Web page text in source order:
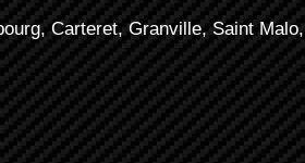
Carteret, Granville, Saint Malo,